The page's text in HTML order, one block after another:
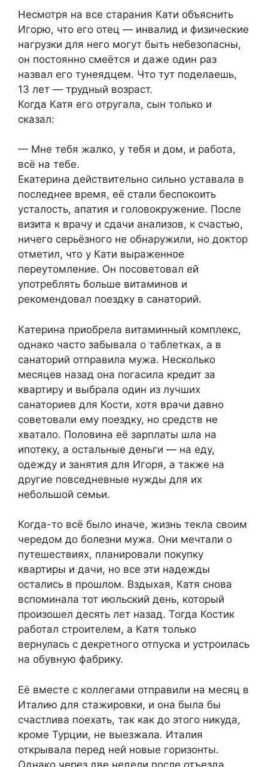
Несмотря на все старания Кати объяснить
Игорю, что его отец — инвалид и физические
нагрузки для него могут быть небезопасны,
он постоянно смеётся и даже один раз
назвал его тунеядцем. Что тут поделаешь,
13 лет — трудный возраст.
Когда Катя его отругала, сын только и
сказал:
— Мне тебя жалко, у тебя и дом, и работа,
всё на тебе.
Екатерина действительно сильно уставала в
последнее время, её стали беспокоить
усталость, апатия и головокружение. После
визита к врачу и сдачи анализов, к счастью,
ничего серьёзного не обнаружили, но доктор
отметил, что у Кати выраженное
переутомление. Он посоветовал ей
употреблять больше витаминов и
рекомендовал поездку в санаторий.
Катерина приобрела витаминный комплекс,
однако часто забывала о таблетках, а в
санаторий отправила мужа. Несколько
месяцев назад она погасила кредит за
квартиру и выбрала один из лучших
санаториев для Кости, хотя врачи давно
советовали ему поездку, но средств не
хватало. Половина её зарплаты шла на
ипотеку, а остальные деньги — на еду,
одежду и занятия для Игоря, а также на
другие повседневные нужды для их
небольшой семьи.
Когда-то всё было иначе, жизнь текла своим
чередом до болезни мужа. Они мечтали о
путешествиях, планировали покупку
квартиры и дачи, но все эти надежды
остались в прошлом. Вздыхая, Катя снова
вспоминала тот июльский день, который
произошел десять лет назад. Тогда Костик
работал строителем, а Катя только
вернулась с декретного отпуска и устроилась
на обувную фабрику.
Её вместе с коллегами отправили на месяц в
Италию для стажировки, и она была бы
счастлива поехать, так как до этого никуда,
кроме Турции, не выезжала. Италия
открывала перед ней новые горизонты.
Однако через две недели после отъезда